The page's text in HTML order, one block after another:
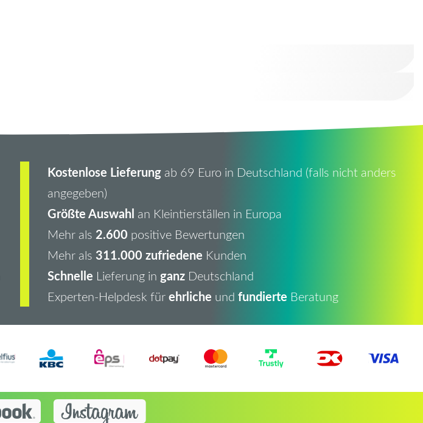
Kostenlose Lieferungab 69 Euro in Deutschland (falls nicht anders
angegeben)
Größte Auswahl an Kleintierställen in Europa
Mehr als 2.600 positive Bewertungen
Mehr als 311.000 zufriedene Kunden
Schnelle Lieferung in ganzDeutschland
Experten-Helpdesk fürehrliche und fundierte Beratung